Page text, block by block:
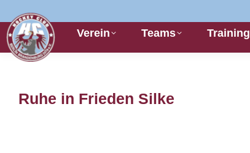
Verein Teams Training
Ruhe in Frieden Silke
Sie befinden sich hier: